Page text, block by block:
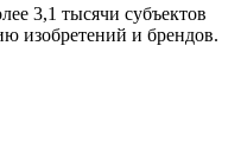
3,1 тысячи субъектов
изобретений и брендов.